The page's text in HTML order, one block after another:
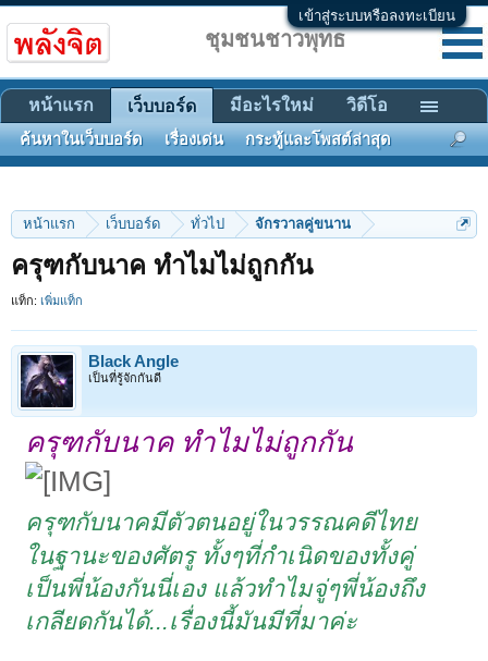
เข้าสู่ระบบหรือลงทะเบียน
หน้าแรก เว็บบอร์ด ทั่วไป จักรวาลคู่ขนาน
ครุฑกับนาค ทำไมไม่ถูกกัน
แท็ก: เพิ่มแท็ก
Black Angle
เป็นที่รู้จักกันดี
ครุฑกับนาค ทำไมไม่ถูกกัน
ครุฑกับนาคมีตัวตนอยู่ในวรรณคดีไทย
ในฐานะของศัตรู ทั้งๆที่กำเนิดของทั้งคู่
เป็นพี่น้องกันนี่เอง แล้วทำไมจู่ๆพี่น้องถึง
เกลียดกันได้...เรื่องนี้มันมีที่มาค่ะ
ชุมชนชาวพุทธ
หน้าแรก เว็บบอร์ด
ค้นหาในเว็บบอร์ด เรื่องเด่น กระทู้และโพสต์ล่าสุด
มีอะไรใหม่ วิดีโอ